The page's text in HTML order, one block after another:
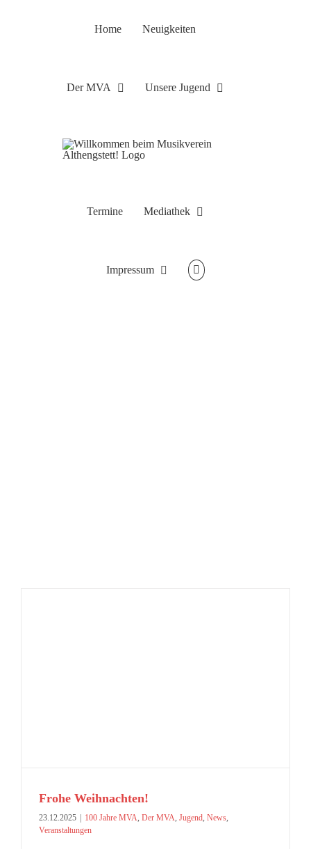
Home Neuigkeiten
Der MVA Unsere Jugend
Termine Mediathek
Impressum
Frohe Weihnachten!
23.12.2025 | 100 Jahre MVA Der MVA Jugend News
Veranstaltungen